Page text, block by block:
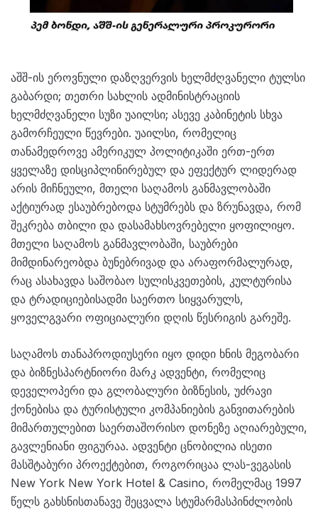
აშშ-ის ეროვნული დაზღვერვის ხელმძღვანელი ტულსი
გაბარდი; თეთრი სახლის ადმინისტრაციის
ხელმძღვანელი სუზი უაილსი; ასევე კაბინეტის სხვა
გამორჩეული წევრები. უაილსი, რომელიც
თანამედროვე ამერიკულ პოლიტიკაში ერთ-ერთ
ყველაზე დისციპლინირებულ და ეფექტურ ლიდერად
არის მიჩნეული, მთელი საღამოს განმავლობაში
აქტიურად ესაუბრებოდა სტუმრებს და ზრუნავდა, რომ
შეკრება თბილი და დასამახსოვრებელი ყოფილიყო.
მთელი საღამოს განმავლობაში, საუბრები
მიმდინარეობდა ბუნებრივად და არაფორმალურად,
რაც ასახავდა საშობაო სულისკვეთების, კულტურისა
და ტრადიციებისადმი საერთო სიყვარულს,
ყოველგვარი ოფიციალური დღის წესრიგის გარეშე.
საღამოს თანაპროდიუსერი იყო დიდი ხნის მეგობარი
და ბიზნესპარტნიორი მარკ ადვენტი, რომელიც
დეველოპერი და გლობალური ბიზნესის, უძრავი
ქონებისა და ტურისტული კომპანიების განვითარების
მიმართულებით საერთაშორისო დონეზე აღიარებული,
გავლენიანი ფიგურაა. ადვენტი ცნობილია ისეთი
მასშტაბური პროექტებით, როგორიცაა ლას-ვეგასის
New York New York Hotel & Casino, რომელმაც 1997
წელს გახსნისთანავე შეცვალა სტუმარმასპინძლობის